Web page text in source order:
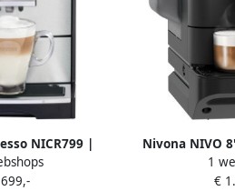
NICR799 |
|
Koffie&Ontbijt |
Nivona NIVO
automatisch
1
€